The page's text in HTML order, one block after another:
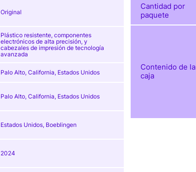
Original
Plástico resistente, componentes
electrónicos de alta precisión, y
cabezales de impresión de tecnología
avanzada
Palo Alto, California, Estados Unidos
Palo Alto, California, Estados Unidos
Estados Unidos, Boeblingen
2024
Cantidad por
paquete
Contenido de la
caja